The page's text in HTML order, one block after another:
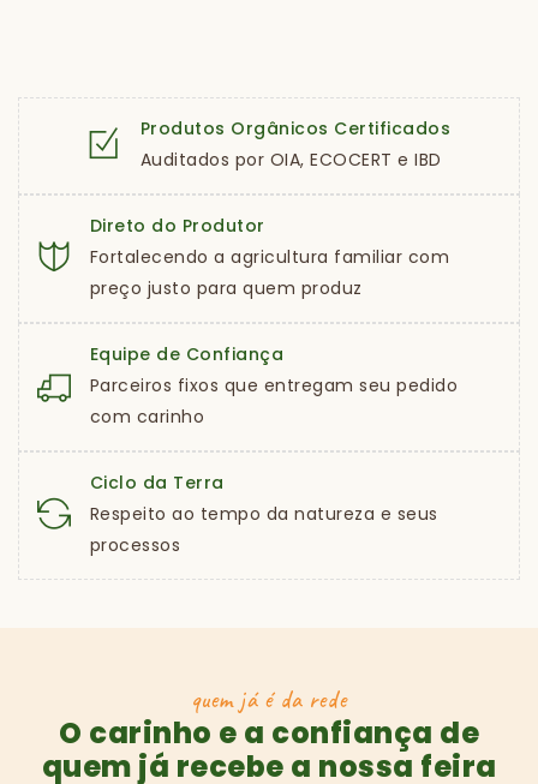
Produtos Orgânicos Certificados
Auditados por OIA, ECOCERT e IBD
Direto do Produtor
Fortalecendo a agricultura familiar com
preço justo para quem produz
Equipe de Confiança
Parceiros fixos que entregam seu pedido
com carinho
Ciclo da Terra
Respeito ao tempo da natureza e seus
processos
quem já é da rede
O carinho e a confiança de
quem já recebe a nossa feira